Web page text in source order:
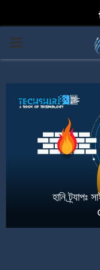
PRIMARY
হানি ট্র্যাপঃ